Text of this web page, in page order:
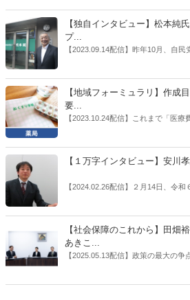
書がとりまとめられた。ドラビズ
厚労省医政局医薬産業振興・医療情
情報企画課セルフケア・セルフメデ
公一氏や青山学院大学名誉教授の三
【独自インタビュー】松本純
プ...
【2023.09.14配信】昨年10月、自民
員を「自民党神奈川1区」（横浜市
候補の前提となるもの。薬剤師に
た同氏の復活に向けた薬剤師業界の
感の払拭できない医療・介護・障
の、薬剤師業界の強い危機感の裏返
【地域フォーミュラリ】作成
要...
【2023.10.24配信】これまで「医療
推進」などが目的とされることが
た。医薬品の安定供給確保だ。10
飯田市）は、会員薬局から安定供給
受け、安定供給確保が見込めるPPI
【１万字インタビュー】安川
【2024.02.26配信】２月14日、令
た。本紙では、厚生労働省保険局
【社会保障のこれから】田畑
あきこ...
【2025.05.13配信】政策の最大の争
よいのが社会保障のこれからのあ